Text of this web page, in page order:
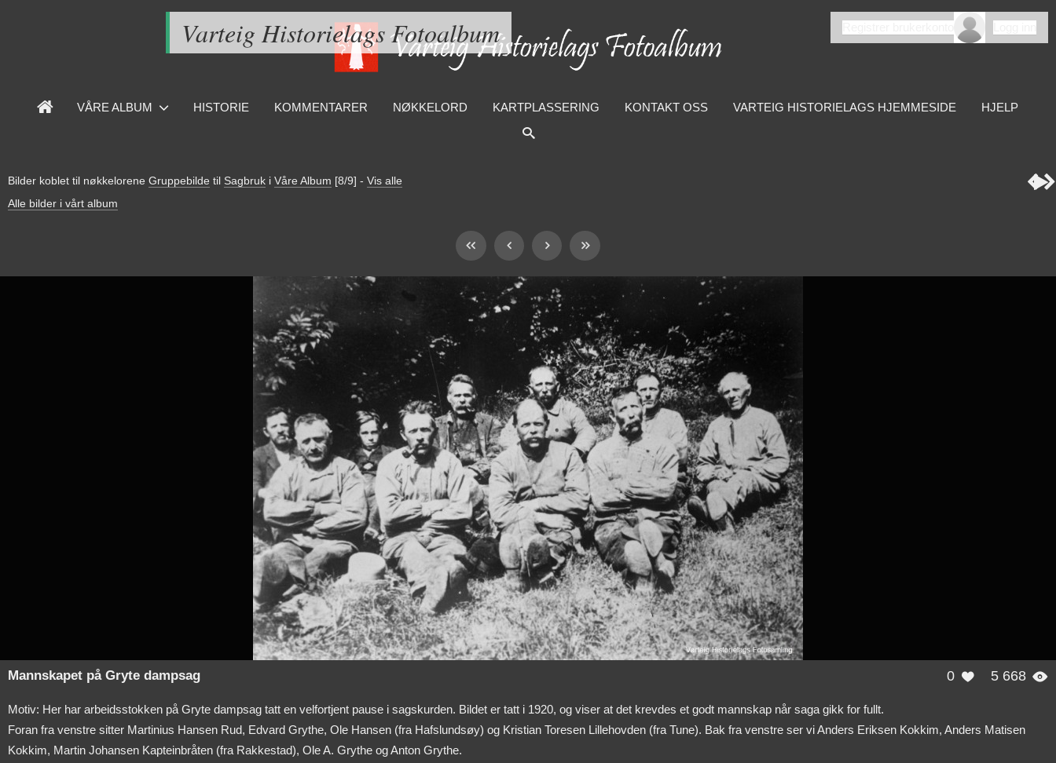
Varteig Historielags Fotoalbum
VÅRE ALBUM HISTORIE KOMMENTARER NØKKELORD KARTPLASSERING KONTAKT OSS VARTEIG HISTORIELAGS HJEMMESIDE HJELP
Bilder koblet til nøkkelorene Gruppebilde til Sagbruk i Våre Album [8/9] - Vis alle
Alle bilder i vårt album

0  5 668 
Mannskapet på Gryte dampsag
Motiv: Her har arbeidsstokken på Gryte dampsag tatt en velfortjent pause i sagskurden. Bildet er tatt i 1920, og viser at det krevdes et godt mannskap når saga gikk for fullt.
Foran fra venstre sitter Martinius Hansen Rud, Edvard Grythe, Ole Hansen (fra Hafslundsøy) og Kristian Toresen Lillehovden (fra Tune). Bak fra venstre ser vi Anders Eriksen Kokkim, Anders Matisen
Kokkim, Martin Johansen Kapteinbråten (fra Rakkestad), Ole A. Grythe og Anton Grythe.